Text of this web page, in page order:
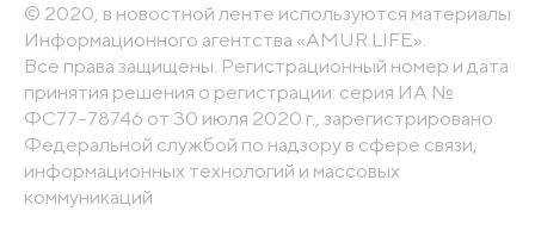
© 2020, в новостной ленте используются материалы
Информационного агентства «AMUR.LIFE».
Все права защищены. Регистрационный номер и дата
принятия решения о регистрации: серия ИА №
ФС77-78746 от 30 июля 2020 г., зарегистрировано
Федеральной службой по надзору в сфере связи,
информационных технологий и массовых
коммуникаций